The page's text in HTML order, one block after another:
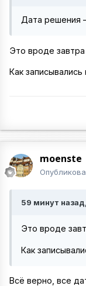
Дата решения
Это вроде завтра
Как записывались
moenste
59 минут
Это вроде
Как
Всё верно, все